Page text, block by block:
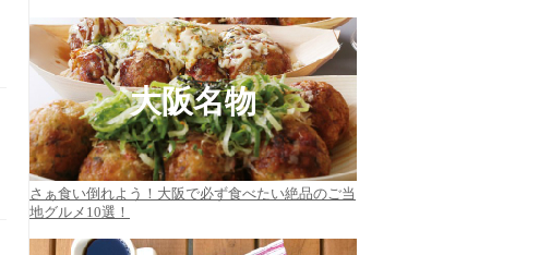
大阪名物
さぁ食い倒れよう！大阪で必ず食べたい絶品のご当
地グルメ10選！